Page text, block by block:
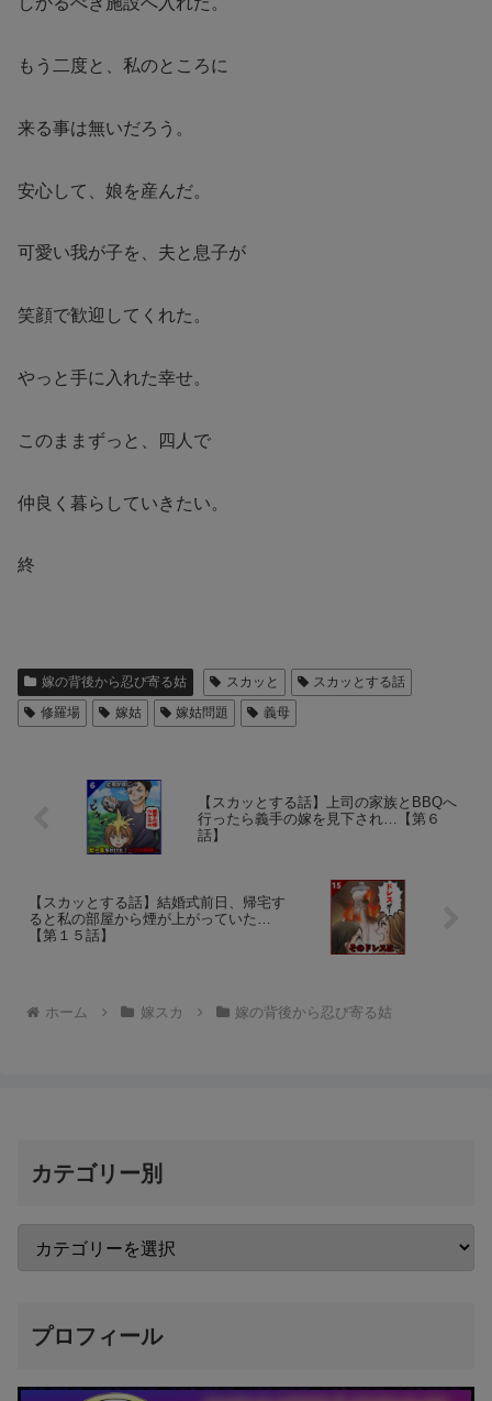
もう二度と、私のところに
来る事は無いだろう。
安心して、娘を産んだ。
可愛い我が子を、夫と息子が
笑顔で歓迎してくれた。
やっと手に入れた幸せ。
このままずっと、四人で
仲良く暮らしていきたい。
終
嫁の背後から忍び寄る姑 スカッと
スカッとする話
修羅場
嫁姑 嫁姑問題 義母
【スカッとする話】上司の家族とBBQへ
行ったら義手の嫁を見下され…【第６
話】
【スカッとする話】結婚式前日、帰宅す
ると私の部屋から煙が上がっていた…
【第１５話】
ホーム 嫁スカ 嫁の背後から忍び寄る姑
カテゴリー別
プロフィール